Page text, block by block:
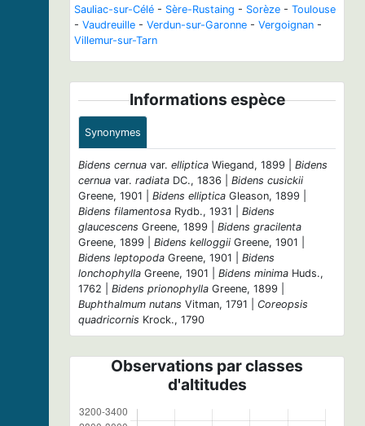
Sauliac-sur-Célé - Sère-Rustaing - Sorèze - Toulouse
- Vaudreuille - Verdun-sur-Garonne - Vergoignan -
Villemur-sur-Tarn
Informations espèce
Synonymes
Bidens cernua var. elliptica Wiegand, 1899 | Bidens
cernua var. radiata DC., 1836 | Bidens cusickii
Greene, 1901 | Bidens elliptica Gleason, 1899 |
Bidens filamentosa Rydb., 1931 | Bidens
glaucescens Greene, 1899 | Bidens gracilenta
Greene, 1899 | Bidens kelloggii Greene, 1901 |
Bidens leptopoda Greene, 1901 | Bidens
lonchophylla Greene, 1901 | Bidens minima Huds.,
1762 | Bidens prionophylla Greene, 1899 |
Buphthalmum nutans Vitman, 1791 | Coreopsis
quadricornis Krock., 1790
Observations par classes
d'altitudes